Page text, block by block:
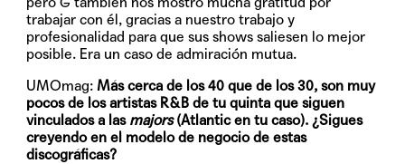
trabajar con él, gracias a nuestro trabajo y
profesionalidad para que sus shows saliesen lo mejor
posible. Era un caso de admiración mutua.
UMOmag: Más cerca de los 40 que de los 30, son muy
pocos de los artistas R&B de tu quinta que siguen
vinculados a las majors(Atlantic en tu caso). ¿Sigues
creyendo en el modelo de negocio de estas
discográficas?